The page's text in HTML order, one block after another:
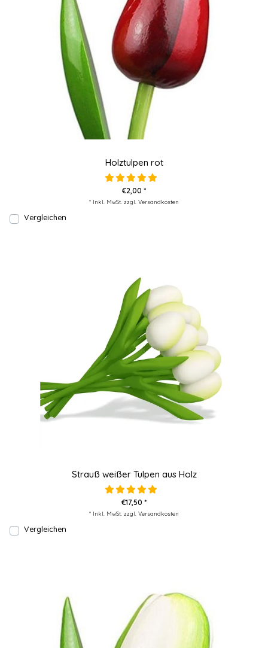
Holztulpen rot
€2,00 *
* Inkl. MwSt. zzgl. Versandkosten
Vergleichen
Strauß weißer Tulpen aus Holz
€17,50 *
* Inkl. MwSt. zzgl. Versandkosten
Vergleichen